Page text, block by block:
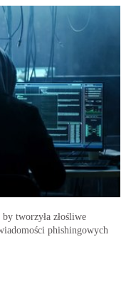
tworzyła złośliwe
phishingowych